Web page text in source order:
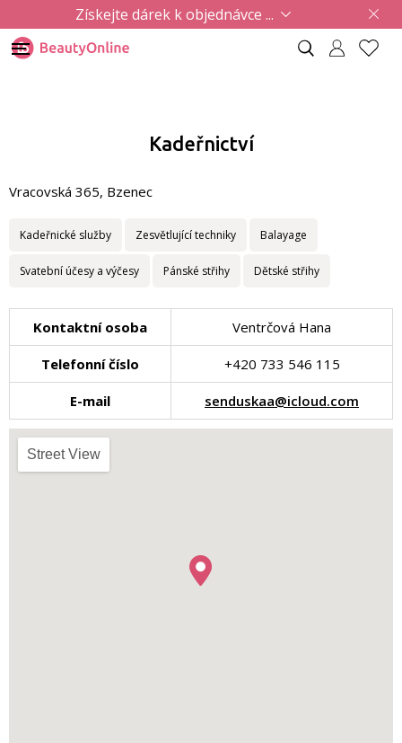
Získejte dárek k objednávce ...
Kadeřnictví
Vracovská 365, Bzenec
Kadeřnické služby Zesvětlující techniky Balayage
Svatební účesy a výčesy Pánské střihy Dětské střihy
Kontaktní osoba Ventrčová Hana
Telefonní číslo +420 733 546 115
E-mail senduskaa@icloud.com
Street View